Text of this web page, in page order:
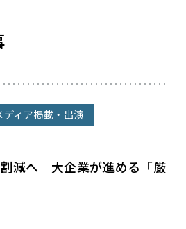
ディア掲載・出演
減へ 大企業が進める「厳